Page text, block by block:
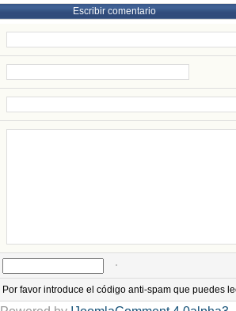
Escribir comentario
Por favor introduce el código anti-spam que puedes